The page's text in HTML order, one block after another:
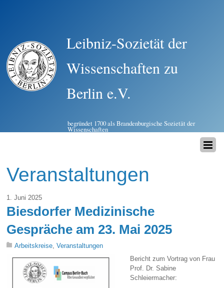
Leibniz-Sozietät der
Wissenschaften zu
Berlin e.V.
begründet 1700 als Brandenburgische Sozietät der
Wissenschaften
Veranstaltungen
1. Juni 2025
Biesdorfer Medizinische
Gespräche am 23. Mai 2025
Arbeitskreise,Veranstaltungen
Bericht zum Vortrag von Frau
Prof. Dr. Sabine
Schleiermacher: